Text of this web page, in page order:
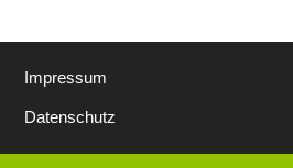
Impressum
Datenschutz